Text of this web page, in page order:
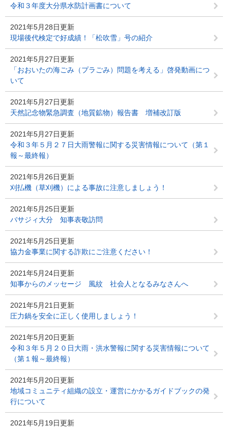
令和３年度大分県水防計画書について
2021年5月28日更新
現場後代検定で好成績！「松吹雪」号の紹介
2021年5月27日更新
「おおいたの海ごみ（プラごみ）問題を考える」啓発動画につ
いて
2021年5月27日更新
天然記念物緊急調査（地質鉱物）報告書 増補改訂版
2021年5月27日更新
令和３年５月２７日大雨警報に関する災害情報について（第１
報～最終報）
2021年5月26日更新
刈払機（草刈機）による事故に注意しましょう！
2021年5月25日更新
バサジィ大分 知事表敬訪問
2021年5月25日更新
協力金事業に関する詐欺にご注意ください！
2021年5月24日更新
知事からのメッセージ 風紋 社会人となるみなさんへ
2021年5月21日更新
圧力鍋を安全に正しく使用しましょう！
2021年5月20日更新
令和３年５月２０日大雨・洪水警報に関する災害情報について
（第１報～最終報）
2021年5月20日更新
地域コミュニティ組織の設立・運営にかかるガイドブックの発
行について
2021年5月19日更新